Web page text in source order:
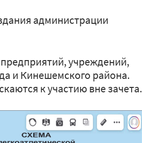
администрации
учреждений,
и Кинешемского района.
к участию вне зачета.